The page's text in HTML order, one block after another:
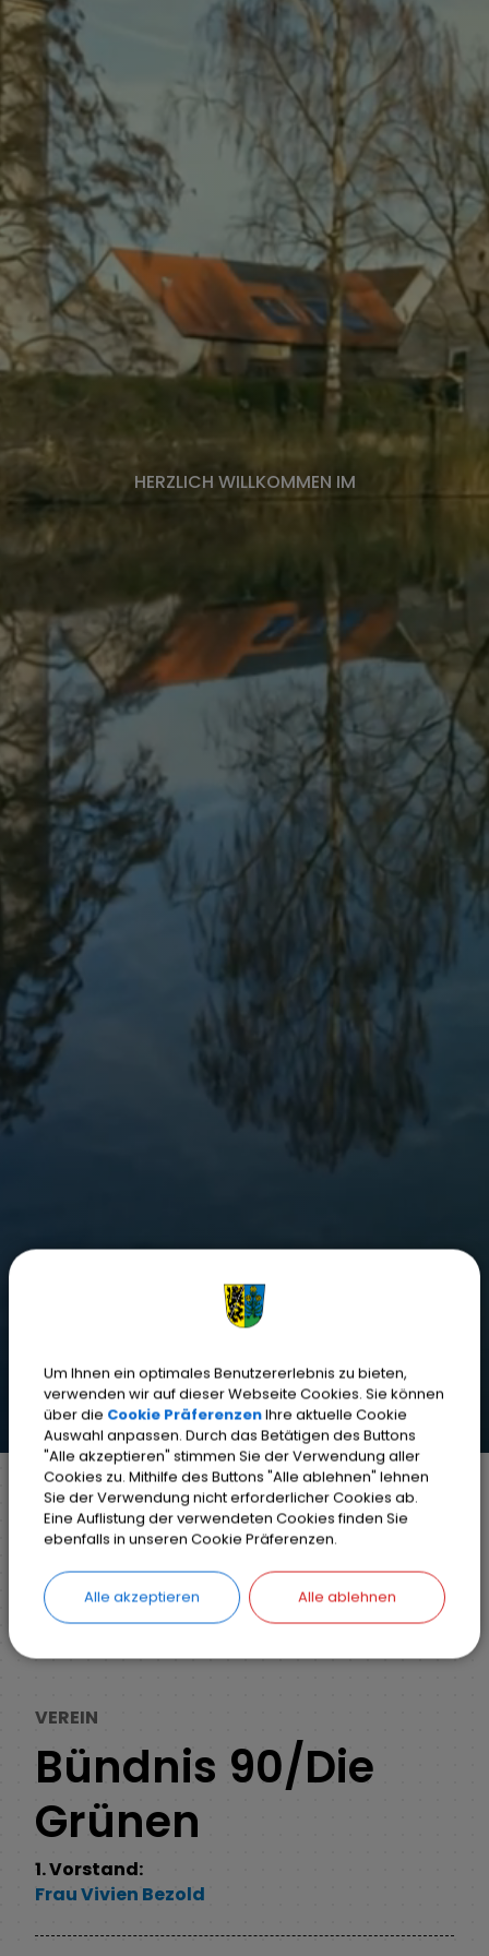
HERZLICH WILLKOMMEN IM
Markt Weisendorf
Weisendorf erleben
Vereine und Verbände
Detail
ZURÜCK
VEREIN
Bündnis 90/Die
Grünen
1. Vorstand:
FrauVivien Bezold
Um Ihnen ein optimales Benutzererlebnis zu bieten,
verwenden wir auf dieser Webseite Cookies. Sie können
über die Cookie PräferenzenIhre aktuelle Cookie
Auswahl anpassen. Durch das Betätigen des Buttons
"Alle akzeptieren" stimmen Sie der Verwendung aller
Cookies zu. Mithilfe des Buttons "Alle ablehnen" lehnen
Sie der Verwendung nicht erforderlicher Cookies ab.
Eine Auflistung der verwendeten Cookies finden Sie
ebenfalls in unseren Cookie Präferenzen.
Alle akzeptieren Alle ablehnen